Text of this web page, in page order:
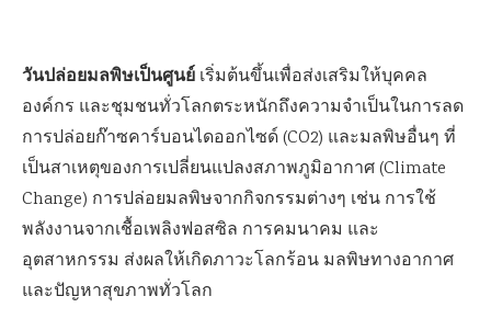
วันปล่อยมลพิษเป็นศูนย์ เริ่มต้นขึ้นเพื่อส่งเสริมให้บุคคล
องค์กร และชุมชนทั่วโลกตระหนักถึงความจำเป็นในการลด
การปล่อยก๊าซคาร์บอนไดออกไซด์ (CO2) และมลพิษอื่นๆ ที่
เป็นสาเหตุของการเปลี่ยนแปลงสภาพภูมิอากาศ (Climate
Change) การปล่อยมลพิษจากกิจกรรมต่างๆ เช่น การใช้
พลังงานจากเชื้อเพลิงฟอสซิล การคมนาคม และ
อุตสาหกรรม ส่งผลให้เกิดภาวะโลกร้อน มลพิษทางอากาศ
และปัญหาสุขภาพทั่วโลก